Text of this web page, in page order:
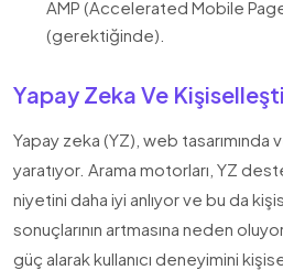
AMP (Accelerated Mobile
(gerektiğinde).
Yapay Zeka Ve
Yapay zeka (YZ), web tasarımında
yaratıyor. Arama motorları, YZ
niyetini daha iyi anlıyor ve bu da
sonuçlarının artmasına neden
güç alarak kullanıcı deneyimini